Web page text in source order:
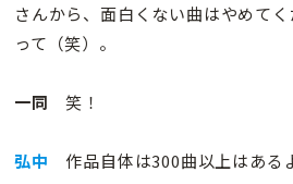
さんから、面白くない曲はやめて
って（笑）。
一同 笑！
弘中 作品自体は300曲以上はある